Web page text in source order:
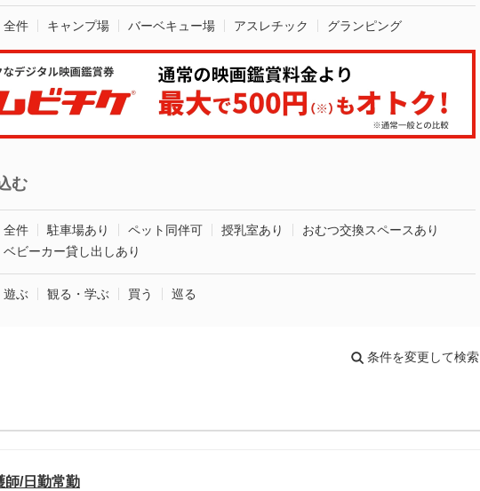
全件 キャンプ場 バーベキュー場 アスレチック グランピング
む
全件 駐車場あり ペット同伴可 授乳室あり
おむつ交換スペースあり
ベビーカー貸し出しあり
遊ぶ 観る・学ぶ 買う 巡る
条件を変更して検索
師/日勤常勤